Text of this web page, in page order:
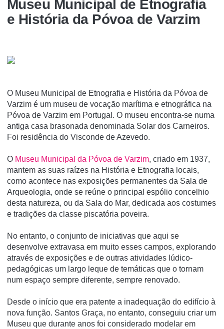
Museu Municipal de Etnografia
e História da Póvoa de Varzim
O Museu Municipal de Etnografia e História da Póvoa de
Varzim é um museu de vocação marí­tima e etnográfica na
Póvoa de Varzim em Portugal. O museu encontra-se numa
antiga casa brasonada denominada Solar dos Carneiros.
Foi residência do Visconde de Azevedo.
O Museu Municipal da Póvoa de Varzim, criado em 1937,
mantem as suas raízes na História e Etnografia locais,
como acontece nas exposições permanentes da Sala de
Arqueologia, onde se reúne o principal espólio concelhio
desta natureza, ou da Sala do Mar, dedicada aos costumes
e tradições da classe piscatória poveira.
No entanto, o conjunto de iniciativas que aqui se
desenvolve extravasa em muito esses campos, explorando
através de exposições e de outras atividades lúdico-
pedagógicas um largo leque de temáticas que o tornam
num espaço sempre diferente, sempre renovado.
Desde o início que era patente a inadequação do edifício à
nova função. Santos Graça, no entanto, conseguiu criar um
Museu que durante anos foi considerado modelar em